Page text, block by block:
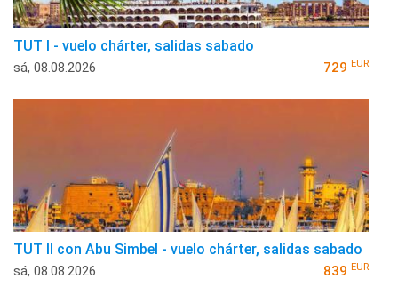
TUT I - vuelo chárter, salidas sabado
sá, 08.08.2026 729 EUR
TUT II con Abu Simbel - vuelo chárter, salidas sabado
sá, 08.08.2026 839 EUR